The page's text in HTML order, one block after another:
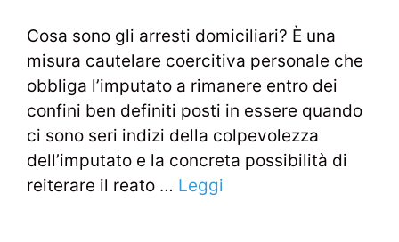
Cosa sono gli arresti domiciliari? È una
misura cautelare coercitiva personale che
obbliga l’imputato a rimanere entro dei
confini ben definiti posti in essere quando
ci sono seri indizi della colpevolezza
dell’imputato e la concreta possibilità di
reiterare il reato … Leggi